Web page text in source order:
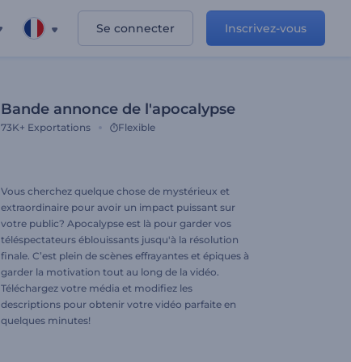
Se connecter Inscrivez-vous
Bande annonce de l'apocalypse
73K+ Exportations Flexible
Vous cherchez quelque chose de mystérieux et
extraordinaire pour avoir un impact puissant sur
votre public? Apocalypse est là pour garder vos
téléspectateurs éblouissants jusqu'à la résolution
finale. C’est plein de scènes effrayantes et épiques à
garder la motivation tout au long de la vidéo.
Téléchargez votre média et modifiez les
descriptions pour obtenir votre vidéo parfaite en
quelques minutes!